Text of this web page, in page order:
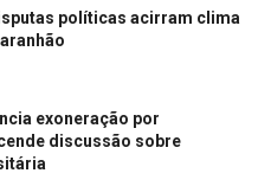
políticas acirram clima
exoneração por
discussão sobre